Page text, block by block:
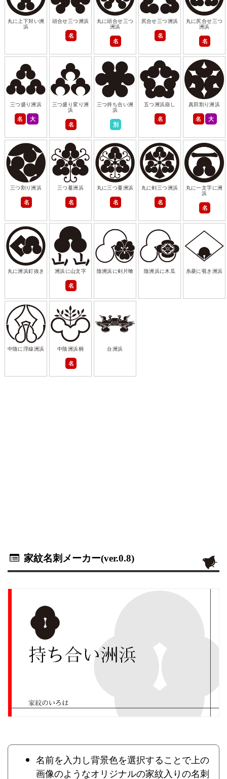
丸に上下対い洲
浜
頭合せ三つ洲浜
名
丸に頭合せ三つ
洲浜
名
尻合せ三つ洲浜
名
丸に尻合せ三つ
洲浜
名
三つ盛り洲浜
名 大
三つ盛り変り洲
浜
名
三つ持ち合い洲
浜
別
五つ洲浜崩し
名
真田割り洲浜
名 大
三つ割り洲浜
名
三つ蔓洲浜
名
丸に三つ蔓洲浜
名
丸に剣三つ洲浜
名
丸に一文字に洲
浜
名
丸に洲浜釘抜き 洲浜に山文字
名
陰洲浜に剣片喰 陰洲浜に木瓜 糸菱に覗き洲浜
中陰に浮線洲浜 中陰洲浜桐
名
台洲浜
家紋名刺メーカー(ver.0.8)
名前を入力し背景色を選択することで上の
画像のようなオリジナルの家紋入りの名刺